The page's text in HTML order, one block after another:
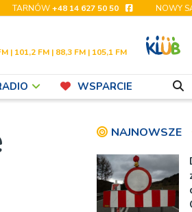
TARNÓW+48 14 627 50 50 NOWY
| 101,2 FM | 88,3 FM | 105,1 FM
WSPARCIE
NAJNOWSZE